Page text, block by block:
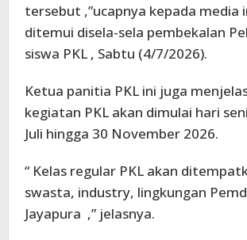
tersebut ,”ucapnya kepada media
ditemui disela-sela pembekalan
siswa PKL , Sabtu (4/7/2026).
Ketua panitia PKL ini juga
kegiatan PKL akan dimulai hari
Juli hingga 30 November 2026.
“ Kelas regular PKL akan
swasta, industry, lingkungan
Jayapura ,” jelasnya.